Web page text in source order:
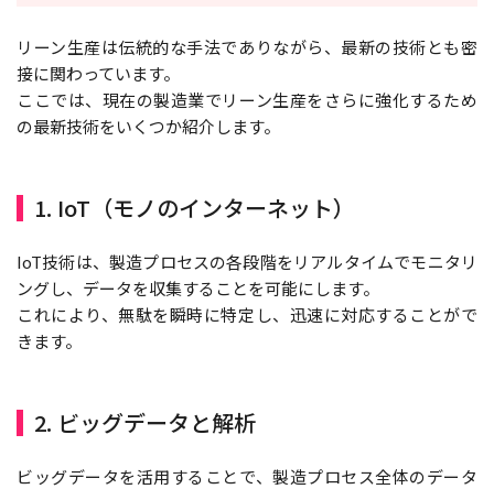
リーン生産は伝統的な手法でありながら、最新の技術とも密
接に関わっています。
ここでは、現在の製造業でリーン生産をさらに強化するため
の最新技術をいくつか紹介します。
1. IoT（モノのインターネット）
IoT技術は、製造プロセスの各段階をリアルタイムでモニタリ
ングし、データを収集することを可能にします。
これにより、無駄を瞬時に特定し、迅速に対応することがで
きます。
2. ビッグデータと解析
ビッグデータを活用することで、製造プロセス全体のデータ